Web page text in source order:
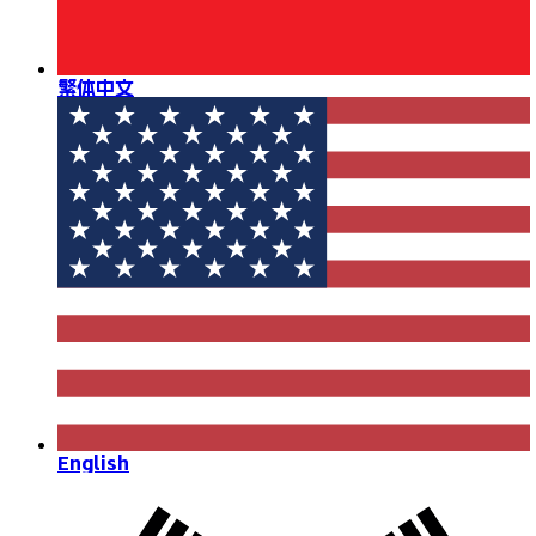
繁体中文
English